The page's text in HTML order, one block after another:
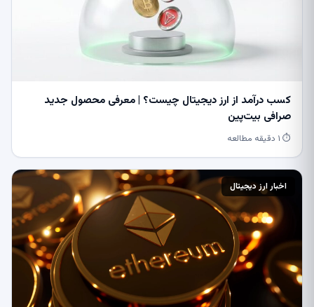
کسب درآمد از ارز دیجیتال چیست؟ | معرفی محصول جدید
صرافی بیت‌پین
⏱ ۱ دقیقه مطالعه
اخبار ارز دیجیتال